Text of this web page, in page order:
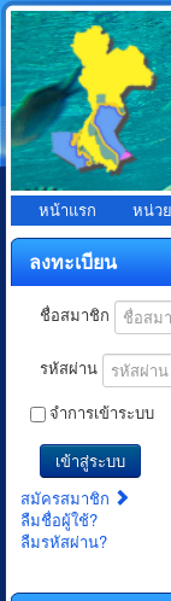
หน้าแรก หน่ว
ลงทะเบียน
ชื่อสมาชิก
รหัสผ่าน
จำการเข้าระบบ
เข้าสู่ระบบ
สมัครสมาชิก
ลืมชื่อผู้ใช้?
ลืมรหัสผ่าน?